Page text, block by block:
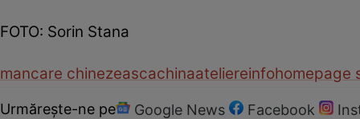
FOTO: Sorin Stana
mancare chinezeascachinaateliereinfohomepage
Urmărește-ne pe Google News Facebook